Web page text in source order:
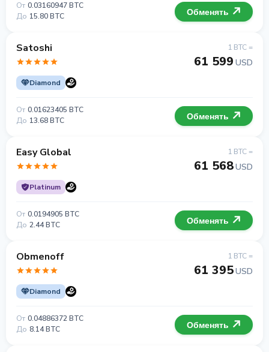
От 0.03160947 BTC
До 15.80 BTC Обменять
Satoshi
Diamond
1 BTC =
61 599 USD
От 0.01623405 BTC
До 13.68 BTC Обменять
Easy Global
Platinum
1 BTC =
61 568USD
От 0.0194905 BTC
До 2.44 BTC Обменять
Obmenoff
Diamond
1 BTC =
61 395USD
От 0.04886372 BTC
До 8.14 BTC Обменять